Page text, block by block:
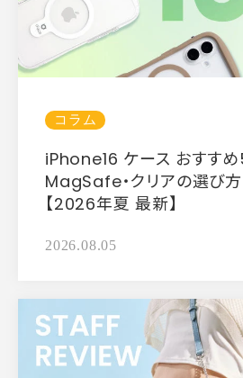
コラム
iPhone16 ケース おすすめ
MagSafe・クリアの選び
【2026年夏 最新】
2026.08.05